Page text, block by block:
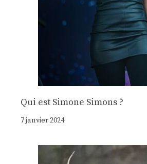
Qui est Simone Simons ?
7 janvier 2024